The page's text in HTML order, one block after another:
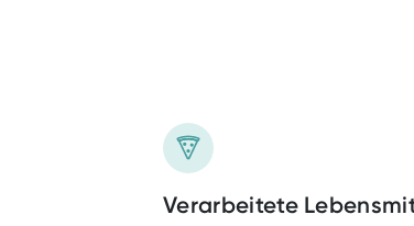
Verarbeitete